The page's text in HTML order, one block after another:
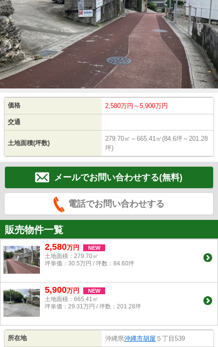
価格 2,580万円～5,900万円
交通
土地面積(坪数)
279.70㎡～665.41㎡(84.6坪～201.28
坪)
メールでお問い合わせする(無料)
電話でお問い合わせする
販売物件一覧
2,580万円 NEW
土地面積：279.70㎡
坪単価：30.5万円 / 坪数：84.60坪
5,900万円 NEW
土地面積：665.41㎡
坪単価：29.31万円 / 坪数：201.28坪
所在地 沖縄県沖縄市胡屋 ５丁目539